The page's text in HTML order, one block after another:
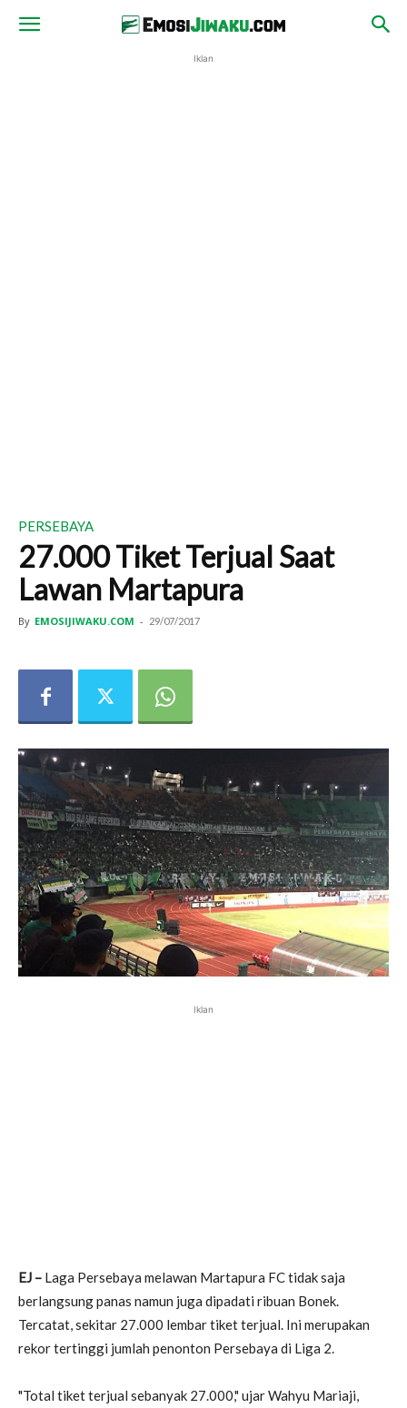
Iklan
PERSEBAYA
27.000 Tiket Terjual Saat
Lawan Martapura
By EMOSIJIWAKU.COM - 29/07/2017
Iklan
EJ – Laga Persebaya melawan Martapura FC tidak saja
berlangsung panas namun juga dipadati ribuan Bonek.
Tercatat, sekitar 27.000 lembar tiket terjual. Ini merupakan
rekor tertinggi jumlah penonton Persebaya di Liga 2.
"Total tiket terjual sebanyak 27.000," ujar Wahyu Mariaji,